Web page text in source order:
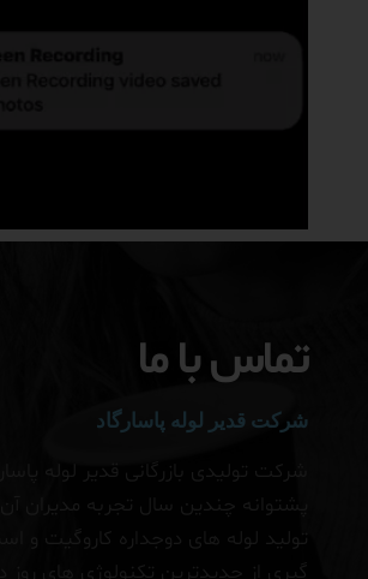
تماس با ما
شرکت قدیر لوله پاسارگاد
شرکت تولیدی بازرگانی قدیر لوله
پشتوانه چندین سال تجربه مدیران
تولید لوله های دوجداره کاروگیت و
گیری از جدیدترین تکنولوژی های روز